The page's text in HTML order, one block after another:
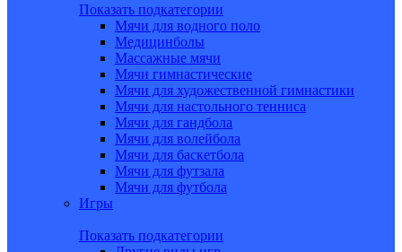
Показать подкатегории
Мячи для водного поло
Медицинболы
Массажные мячи
Мячи гимнастические
Мячи для художественной гимнастики
Мячи для настольного тенниса
Мячи для гандбола
Мячи для волейбола
Мячи для баскетбола
Мячи для футзала
Мячи для футбола
Игры
Показать подкатегории